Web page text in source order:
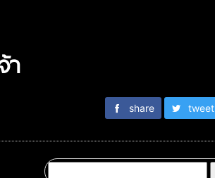
า
share tweet